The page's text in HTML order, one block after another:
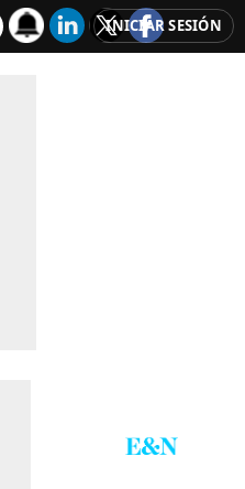
INICIAR SESIÓN